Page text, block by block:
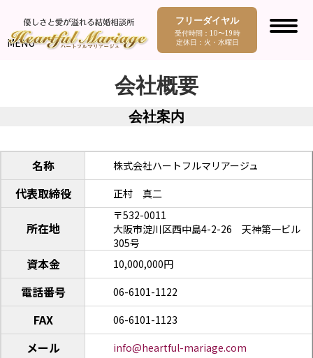
フリーダイヤル
受付時間：10〜19時
定休日：火・水曜日
MENU
会社概要
会社案内
名称 株式会社ハートフルマリアージュ
代表取締役 正村 真二
所在地
〒532-0011
大阪市淀川区西中島4-2-26 天神第一ビル
305号
資本金 10,000,000円
電話番号 06-6101-1122
FAX 06-6101-1123
メール info@heartful-mariage.com